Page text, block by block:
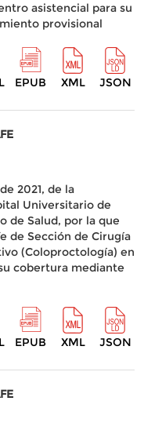
asistencial para su
provisional
EPUB XML JSON
2021, de la
Universitario de
de Salud, por la que
de Sección de Cirugía
(Coloproctología) en
cobertura mediante
EPUB XML JSON